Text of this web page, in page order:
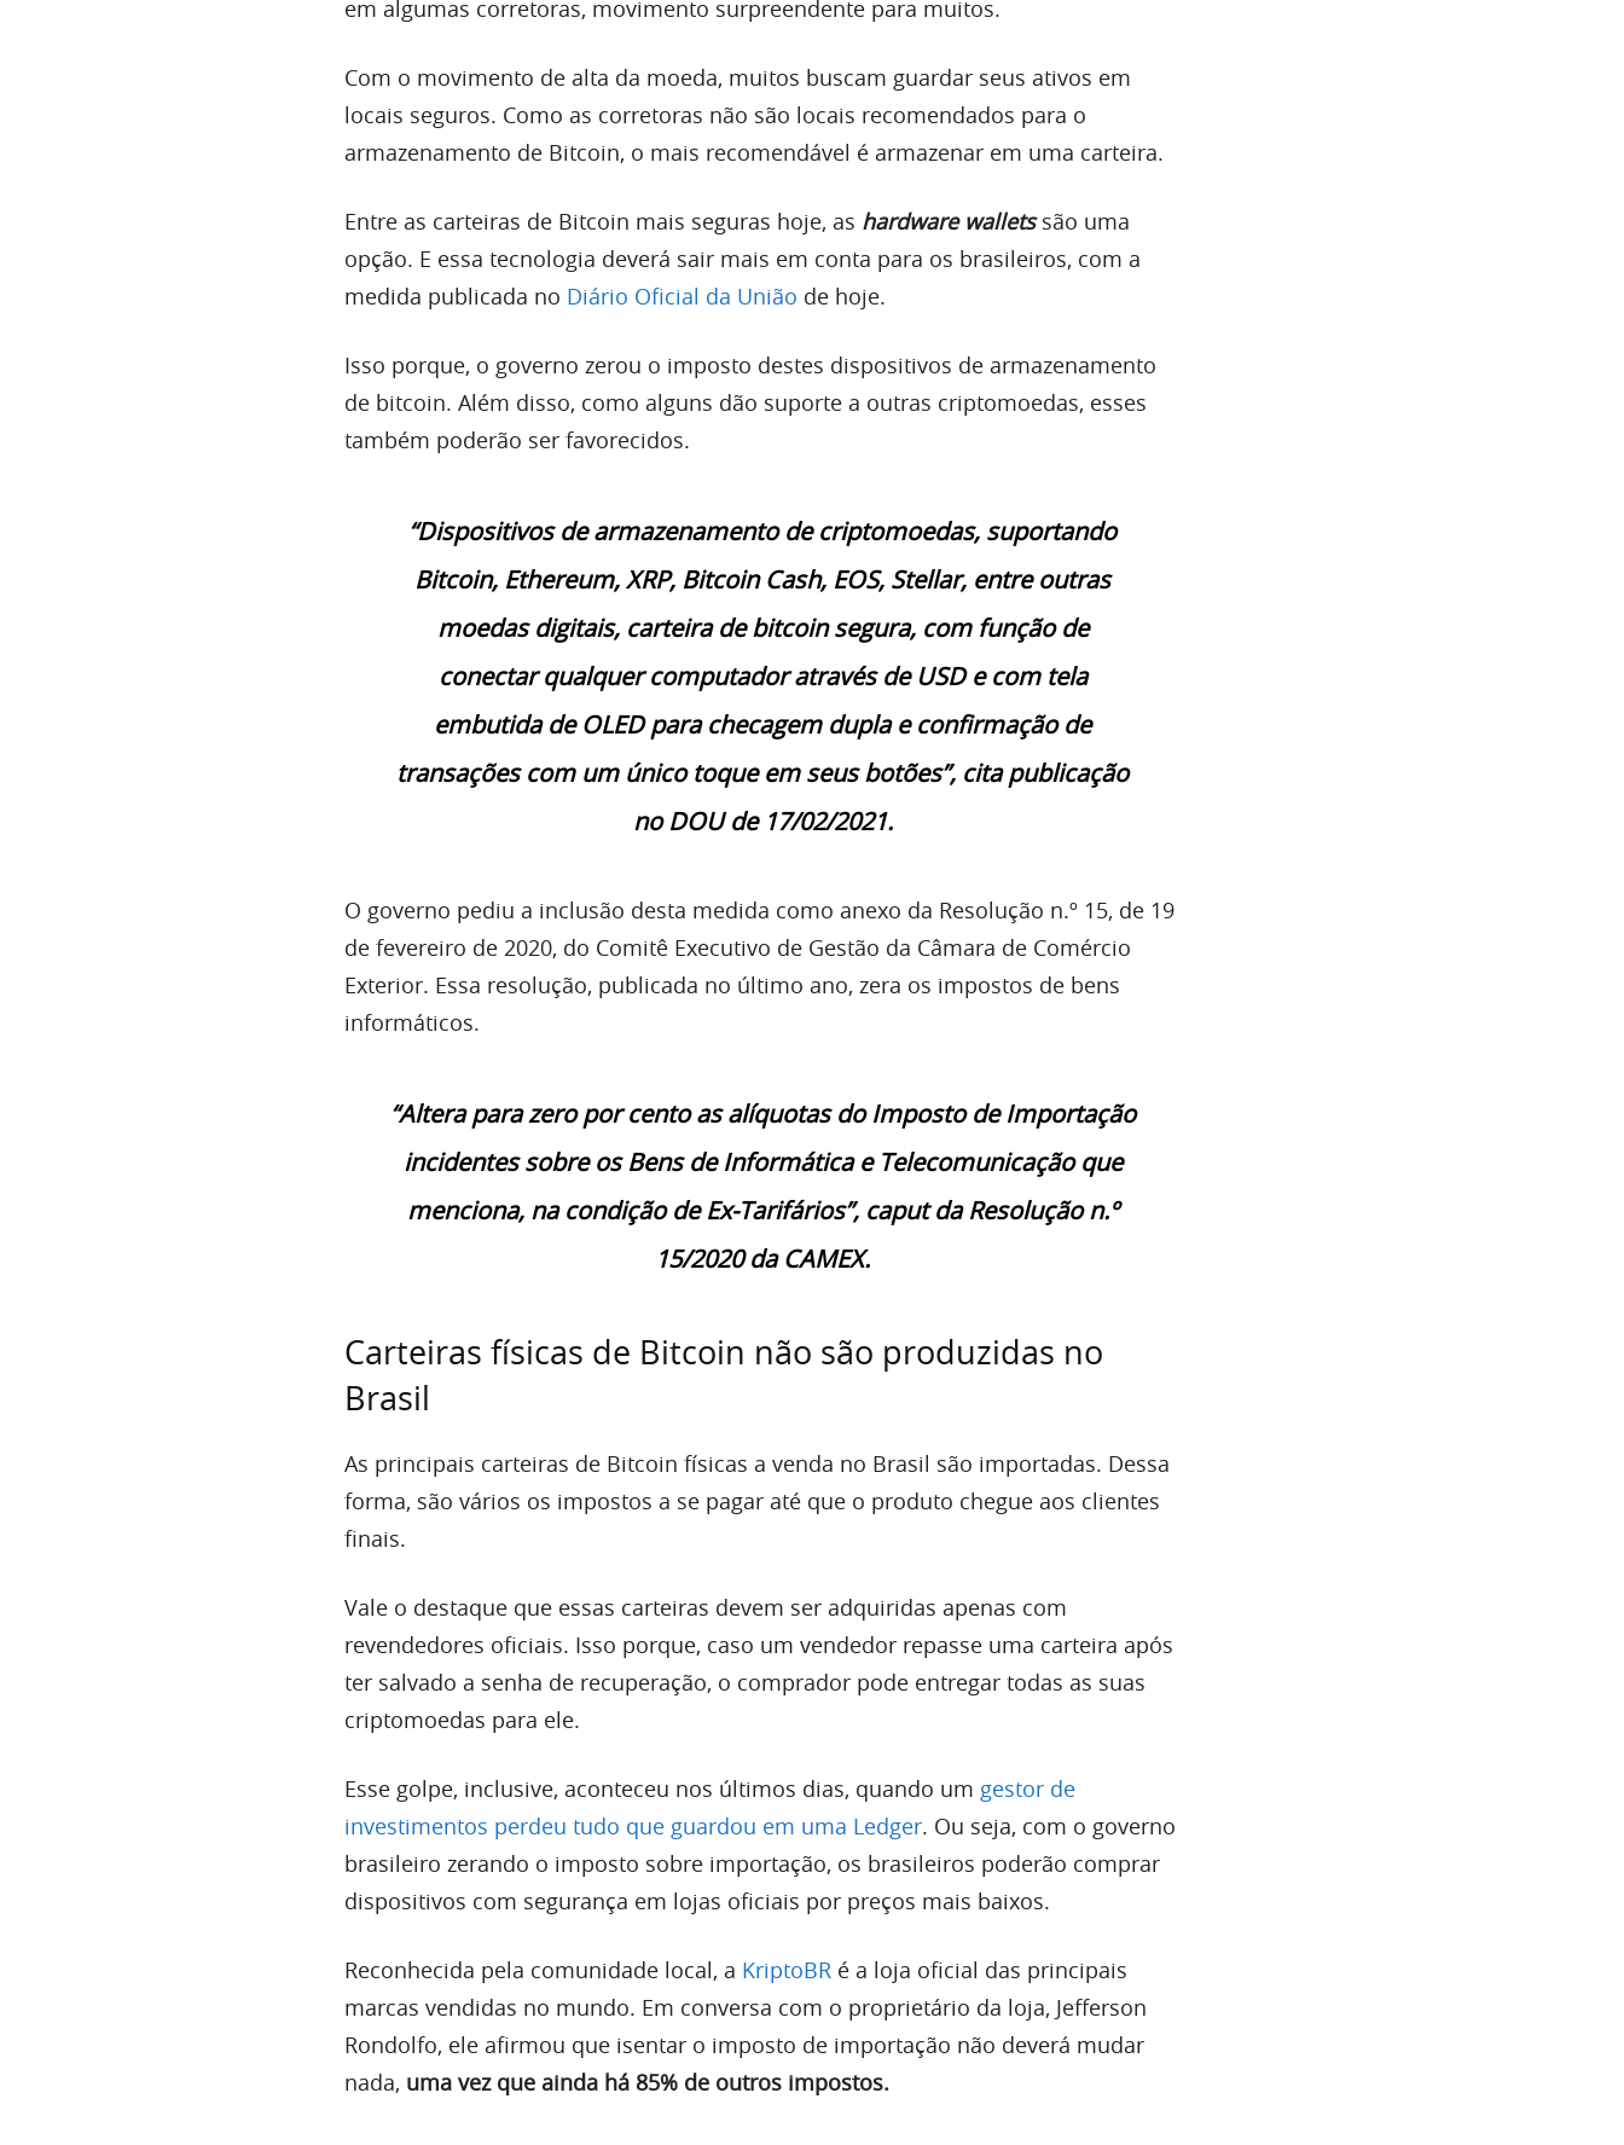
em algumas corretoras, movimento surpreendente para muitos.
Com o movimento de alta da moeda, muitos buscam guardar seus ativos em
locais seguros. Como as corretoras não são locais recomendados para o
armazenamento de Bitcoin, o mais recomendável é armazenar em uma carteira.
Entre as carteiras de Bitcoin mais seguras hoje, as hardware walletssão uma
opção. E essa tecnologia deverá sair mais em conta para os brasileiros, com a
medida publicada no Diário Oficial da União de hoje.
Isso porque, o governo zerou o imposto destes dispositivos de armazenamento
de bitcoin. Além disso, como alguns dão suporte a outras criptomoedas, esses
também poderão ser favorecidos.
“Dispositivos de armazenamento de criptomoedas, suportando
Bitcoin, Ethereum, XRP, Bitcoin Cash, EOS, Stellar, entre outras
moedas digitais, carteira de bitcoin segura, com função de
conectar qualquer computador através de USD e com tela
embutida de OLED para checagem dupla e confirmação de
transações com um único toque em seus botões”, cita publicação
no DOU de 17/02/2021.
O governo pediu a inclusão desta medida como anexo da Resolução n.º 15, de 19
de fevereiro de 2020, do Comitê Executivo de Gestão da Câmara de Comércio
Exterior. Essa resolução, publicada no último ano, zera os impostos de bens
informáticos.
“Altera para zero por cento as alíquotas do Imposto de Importação
incidentes sobre os Bens de Informática e Telecomunicação que
menciona, na condição de Ex-Tarifários”, caput da Resolução n.º
15/2020 da CAMEX.
Carteiras físicas de Bitcoin não são produzidas no
Brasil
As principais carteiras de Bitcoin físicas a venda no Brasil são importadas. Dessa
forma, são vários os impostos a se pagar até que o produto chegue aos clientes
finais.
Vale o destaque que essas carteiras devem ser adquiridas apenas com
revendedores oficiais. Isso porque, caso um vendedor repasse uma carteira após
ter salvado a senha de recuperação, o comprador pode entregar todas as suas
criptomoedas para ele.
Esse golpe, inclusive, aconteceu nos últimos dias, quando um gestor de
investimentos perdeu tudo que guardou em uma Ledger. Ou seja, com o governo
brasileiro zerando o imposto sobre importação, os brasileiros poderão comprar
dispositivos com segurança em lojas oficiais por preços mais baixos.
Reconhecida pela comunidade local, a KriptoBR é a loja oficial das principais
marcas vendidas no mundo. Em conversa com o proprietário da loja, Jefferson
Rondolfo, ele afirmou que isentar o imposto de importação não deverá mudar
nada, uma vez que ainda há 85% de outros impostos.